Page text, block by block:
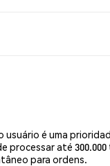
usuário é uma
processar até
para ordens.